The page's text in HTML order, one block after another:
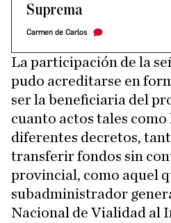
Suprema
Carmen de Carlos
La participación de la
pudo acreditarse en
ser la beneficiaria del
cuanto actos tales como
diferentes decretos,
transferir fondos sin
provincial, como aquel
subadministrador
Nacional de Vialidad al